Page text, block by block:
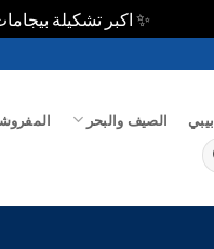
✨ اكبر تشكيلة
بيبي الصيف والبحر